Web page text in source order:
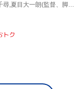
小田島渚,住倉カオス,西川千尋,夏目大一朗(監督、脚本)
トク